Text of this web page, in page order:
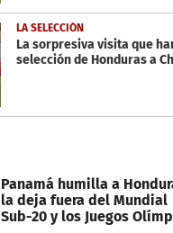
LA SELECCIÓN
La sorpresiva visita que
selección de Honduras a
Panamá humilla a
la deja fuera del Mundial
Sub-20 y los Juegos